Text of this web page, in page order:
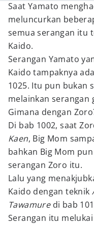
Saat Yamato
meluncurkan
semua serangan itu
Kaido.
Serangan Yamato
Kaido tampaknya
1025. Itu pun bukan
melainkan serangan
Gimana dengan
Di bab 1002, saat
Kaen, Big Mom
bahkan Big Mom
serangan Zoro itu.
Lalu yang
Kaido dengan teknik
Tawamure di bab
Serangan itu